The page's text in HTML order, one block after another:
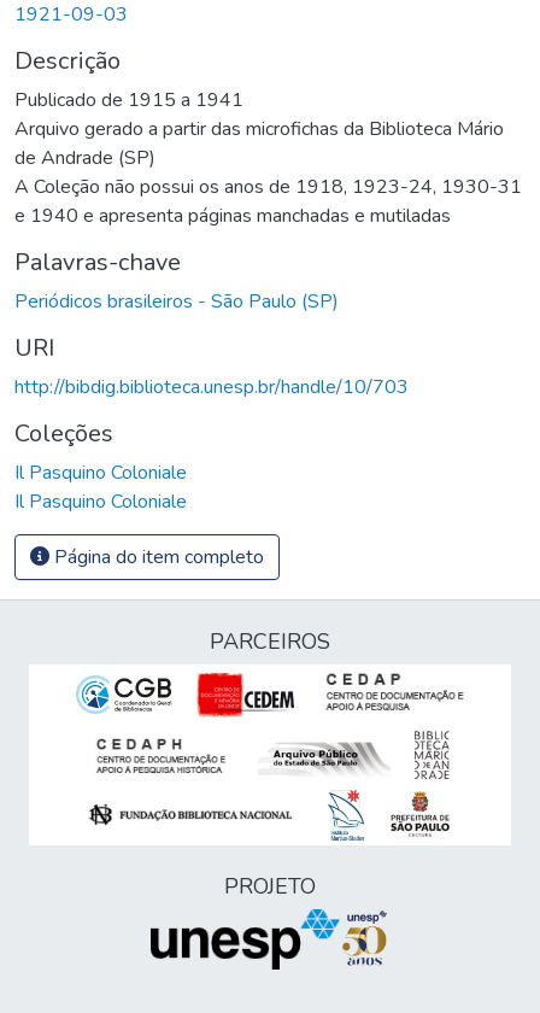
1921-09-03
Descrição
Publicado de 1915 a 1941
Arquivo gerado a partir das microfichas da Biblioteca Mário
de Andrade (SP)
A Coleção não possui os anos de 1918, 1923-24, 1930-31
e 1940 e apresenta páginas manchadas e mutiladas
Palavras-chave
Periódicos brasileiros - São Paulo (SP)
URI
http://bibdig.biblioteca.unesp.br/handle/10/703
Coleções
Il Pasquino Coloniale
Il Pasquino Coloniale
Página do item completo
PARCEIROS
PROJETO